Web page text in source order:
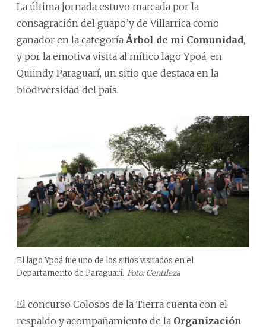
La última jornada estuvo marcada por la
consagración del guapo’y de Villarrica como
ganador en la categoría Árbol de mi Comunidad,
y por la emotiva visita al mítico lago Ypoá, en
Quiindy, Paraguarí, un sitio que destaca en la
biodiversidad del país.
El lago Ypoá fue uno de los sitios visitados en el
Departamento de Paraguarí. Foto: Gentileza
El concurso Colosos de la Tierra cuenta con el
respaldo y acompañamiento de la Organización